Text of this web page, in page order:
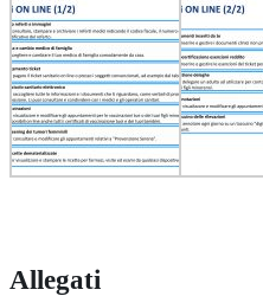
Allegati